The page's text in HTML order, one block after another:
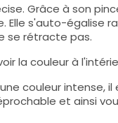
Grâce à son
Elle s'auto-égalise
se rétracte pas.
la couleur à
couleur intense,
et ainsi